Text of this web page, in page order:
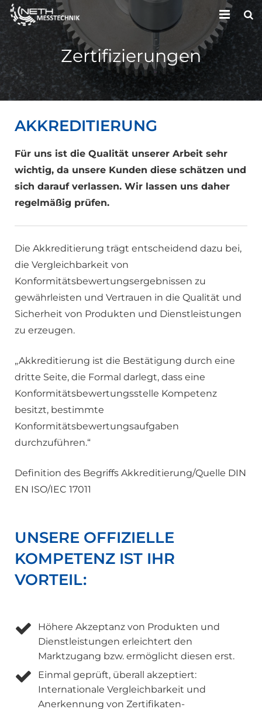
HOME
UNTERNEHMEN
LEISTUNGEN
KONTAKT
Zertifizierungen
AKKREDITIERUNG
Für uns ist die Qualität unserer Arbeit sehr
wichtig, da unsere Kunden diese schätzen und
sich darauf verlassen. Wir lassen uns daher
regelmäßig prüfen.
Die Akkreditierung trägt entscheidend dazu bei,
die Vergleichbarkeit von
Konformitätsbewertungsergebnissen zu
gewährleisten und Vertrauen in die Qualität und
Sicherheit von Produkten und Dienstleistungen
zu erzeugen.
„Akkreditierung ist die Bestätigung durch eine
dritte Seite, die Formal darlegt, dass eine
Konformitätsbewertungsstelle Kompetenz
besitzt, bestimmte
Konformitätsbewertungsaufgaben
durchzuführen.“
Definition des Begriffs Akkreditierung/Quelle DIN
EN ISO/IEC 17011
UNSERE OFFIZIELLE
KOMPETENZ IST IHR
VORTEIL:
Höhere Akzeptanz von Produkten und
Dienstleistungen erleichtert den
Marktzugang bzw. ermöglicht diesen erst.
Einmal geprüft, überall akzeptiert:
Internationale Vergleichbarkeit und
Anerkennung von Zertifikaten-